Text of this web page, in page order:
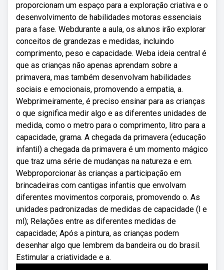
proporcionam um espaço para a exploração criativa e o
desenvolvimento de habilidades motoras essenciais
para a fase. Webdurante a aula, os alunos irão explorar
conceitos de grandezas e medidas, incluindo
comprimento, peso e capacidade. Weba ideia central é
que as crianças não apenas aprendam sobre a
primavera, mas também desenvolvam habilidades
sociais e emocionais, promovendo a empatia, a.
Webprimeiramente, é preciso ensinar para as crianças
o que significa medir algo e as diferentes unidades de
medida, como o metro para o comprimento, litro para a
capacidade, grama. A chegada da primavera (educação
infantil) a chegada da primavera é um momento mágico
que traz uma série de mudanças na natureza e em.
Webproporcionar às crianças a participação em
brincadeiras com cantigas infantis que envolvam
diferentes movimentos corporais, promovendo o. As
unidades padronizadas de medidas de capacidade (l e
ml); Relações entre as diferentes medidas de
capacidade; Após a pintura, as crianças podem
desenhar algo que lembrem da bandeira ou do brasil.
Estimular a criatividade e a.